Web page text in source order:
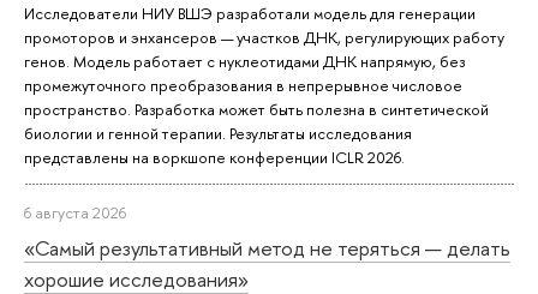
Исследователи НИУ ВШЭ разработали модель для генерации
промоторов и энхансеров — участков ДНК, регулирующих работу
генов. Модель работает с нуклеотидами ДНК напрямую, без
промежуточного преобразования в непрерывное числовое
пространство. Разработка может быть полезна в синтетической
биологии и генной терапии. Результаты исследования
представлены на воркшопе конференции ICLR 2026.
6 августа 2026
«Самый результативный метод не теряться — делать
хорошие исследования»